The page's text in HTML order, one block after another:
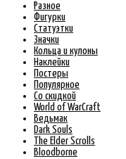
Разное
Фигурки
Статуэтки
Значки
Кольца и кулоны
Наклейки
Постеры
Популярное
Со скидкой
World of WarCraft
Ведьмак
Dark Souls
The Elder Scrolls
Bloodborne